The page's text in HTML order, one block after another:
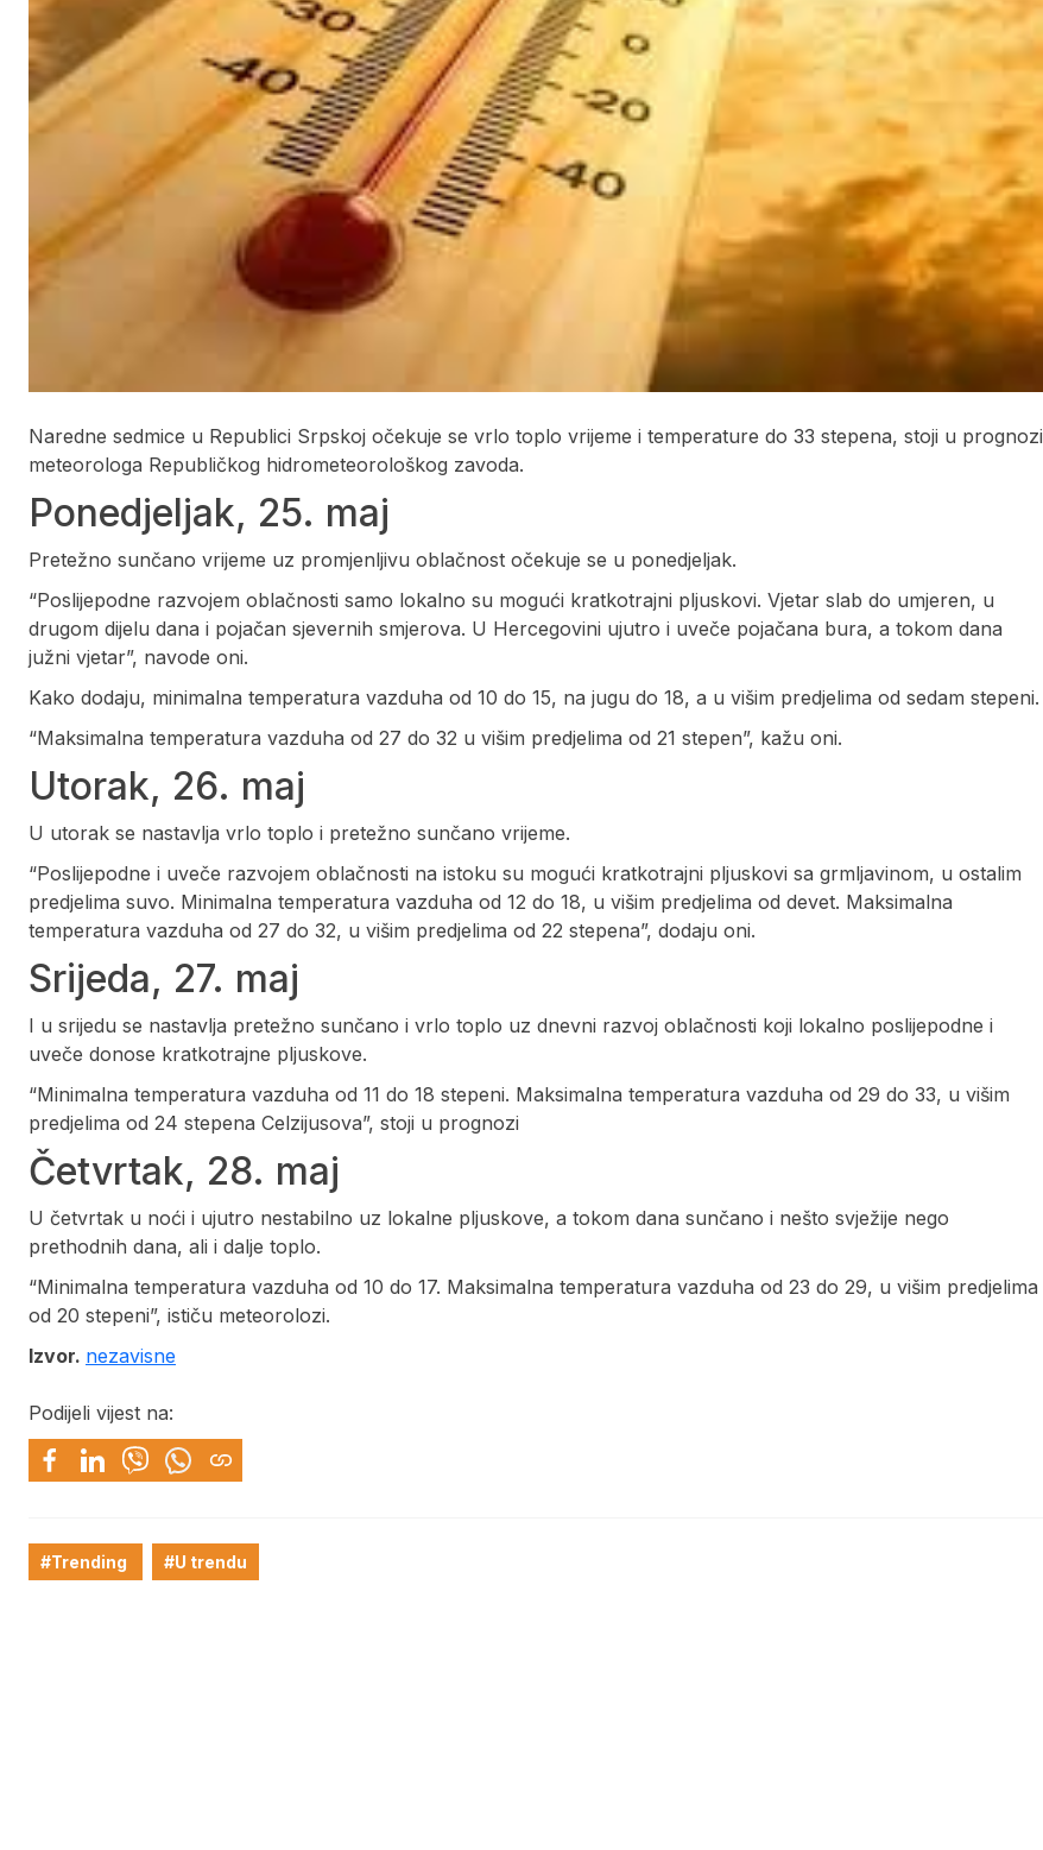
Naredne sedmice u Republici Srpskoj očekuje se vrlo toplo vrijeme i temperature do 33 stepena, stoji u prognozi
meteorologa Republičkog hidrometeorološkog zavoda.
Ponedjeljak, 25. maj
Pretežno sunčano vrijeme uz promjenljivu oblačnost očekuje se u ponedjeljak.
“Poslijepodne razvojem oblačnosti samo lokalno su mogući kratkotrajni pljuskovi. Vjetar slab do umjeren, u
drugom dijelu dana i pojačan sjevernih smjerova. U Hercegovini ujutro i uveče pojačana bura, a tokom dana
južni vjetar”, navode oni.
Kako dodaju, minimalna temperatura vazduha od 10 do 15, na jugu do 18, a u višim predjelima od sedam stepeni.
“Maksimalna temperatura vazduha od 27 do 32 u višim predjelima od 21 stepen”, kažu oni.
Utorak, 26. maj
U utorak se nastavlja vrlo toplo i pretežno sunčano vrijeme.
“Poslijepodne i uveče razvojem oblačnosti na istoku su mogući kratkotrajni pljuskovi sa grmljavinom, u ostalim
predjelima suvo. Minimalna temperatura vazduha od 12 do 18, u višim predjelima od devet. Maksimalna
temperatura vazduha od 27 do 32, u višim predjelima od 22 stepena”, dodaju oni.
Srijeda, 27. maj
I u srijedu se nastavlja pretežno sunčano i vrlo toplo uz dnevni razvoj oblačnosti koji lokalno poslijepodne i
uveče donose kratkotrajne pljuskove.
“Minimalna temperatura vazduha od 11 do 18 stepeni. Maksimalna temperatura vazduha od 29 do 33, u višim
predjelima od 24 stepena Celzijusova”, stoji u prognozi
Četvrtak, 28. maj
U četvrtak u noći i ujutro nestabilno uz lokalne pljuskove, a tokom dana sunčano i nešto svježije nego
prethodnih dana, ali i dalje toplo.
“Minimalna temperatura vazduha od 10 do 17. Maksimalna temperatura vazduha od 23 do 29, u višim predjelima
od 20 stepeni”, ističu meteorolozi.
Izvor. nezavisne
Podijeli vijest na:
#Trending #U trendu